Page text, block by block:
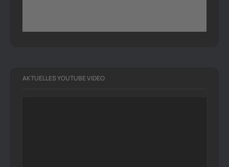
AKTUELLES YOUTUBE VIDEO